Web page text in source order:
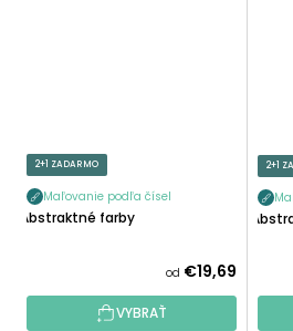
2+1 ZADARMO
Maľovanie podľa čísel
Abstraktné farby
od €19,69
VYBRAŤ
2+1